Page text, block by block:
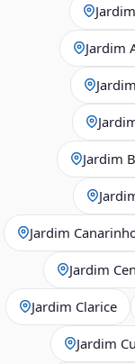
Jardim
Jardim
Jardim
Jardim
Jardim Clarice
Jardim